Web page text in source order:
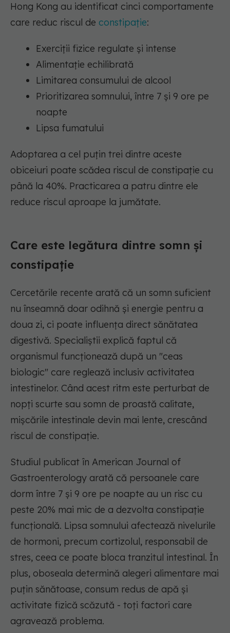
Hong Kong au identificat cinci comportamente
care reduc riscul de constipație:
Exerciții fizice regulate și intense
Alimentație echilibrată
Limitarea consumului de alcool
Prioritizarea somnului, între 7 și 9 ore pe
noapte
Lipsa fumatului
Adoptarea a cel puțin trei dintre aceste
obiceiuri poate scădea riscul de constipație cu
până la 40%. Practicarea a patru dintre ele
reduce riscul aproape la jumătate.
Care este legătura dintre somn și
constipație
Cercetările recente arată că un somn suficient
nu înseamnă doar odihnă și energie pentru a
doua zi, ci poate influența direct sănătatea
digestivă. Specialiștii explică faptul că
organismul funcționează după un "ceas
biologic" care reglează inclusiv activitatea
intestinelor. Când acest ritm este perturbat de
nopți scurte sau somn de proastă calitate,
mișcările intestinale devin mai lente, crescând
riscul de constipație.
Studiul publicat în American Journal of
Gastroenterology arată că persoanele care
dorm între 7 și 9 ore pe noapte au un risc cu
peste 20% mai mic de a dezvolta constipație
funcțională. Lipsa somnului afectează nivelurile
de hormoni, precum cortizolul, responsabil de
stres, ceea ce poate bloca tranzitul intestinal. În
plus, oboseala determină alegeri alimentare mai
puțin sănătoase, consum redus de apă și
activitate fizică scăzută - toți factori care
agravează problema.